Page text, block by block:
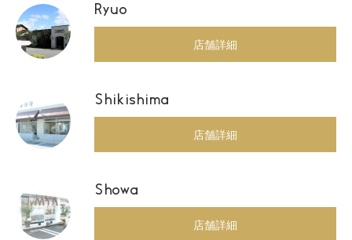
Ryuo
店舗詳細
Shikishima
店舗詳細
Showa
店舗詳細